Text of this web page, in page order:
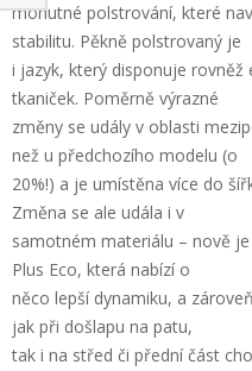
mohutné polstrování, které
stabilitu. Pěkně polstrovaný je
i jazyk, který disponuje
tkaniček. Poměrně výrazné
změny se udály v oblasti
než u předchozího modelu (o
20%!) a je umístěna více do
Změna se ale udála i v
samotném materiálu – nově
Plus Eco, která nabízí o
něco lepší dynamiku, a
jak při došlapu na patu,
tak i na střed či přední část